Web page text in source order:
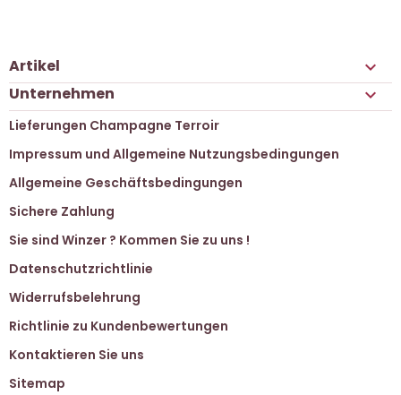
Artikel 
Unternehmen 
Lieferungen Champagne Terroir
Impressum und Allgemeine Nutzungsbedingungen
Allgemeine Geschäftsbedingungen
Sichere Zahlung
Sie sind Winzer ? Kommen Sie zu uns !
Datenschutzrichtlinie
Widerrufsbelehrung
Richtlinie zu Kundenbewertungen
Kontaktieren Sie uns
Sitemap